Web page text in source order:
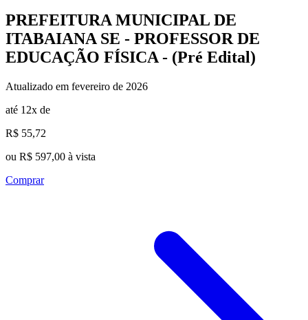
PREFEITURA MUNICIPAL DE
ITABAIANA SE - PROFESSOR DE
EDUCAÇÃO FÍSICA - (Pré Edital)
Atualizado em fevereiro de 2026
até 12x de
R$ 55,72
ou R$ 597,00 à vista
Comprar